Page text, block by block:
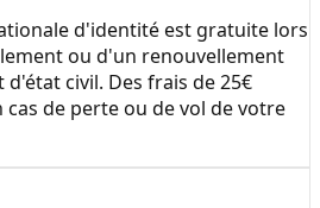
d'identité est gratuite lors
ou d'un renouvellement
civil. Des frais de 25€
de perte ou de vol de votre